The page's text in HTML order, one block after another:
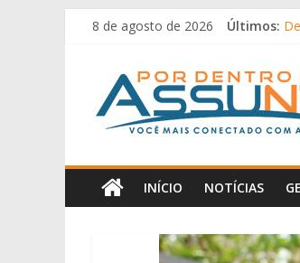
Pular
conteúdo
8 de agosto de 2026 Últimos:
Por
Dentro
Do
Assunto
INÍCIO NOTÍCIAS